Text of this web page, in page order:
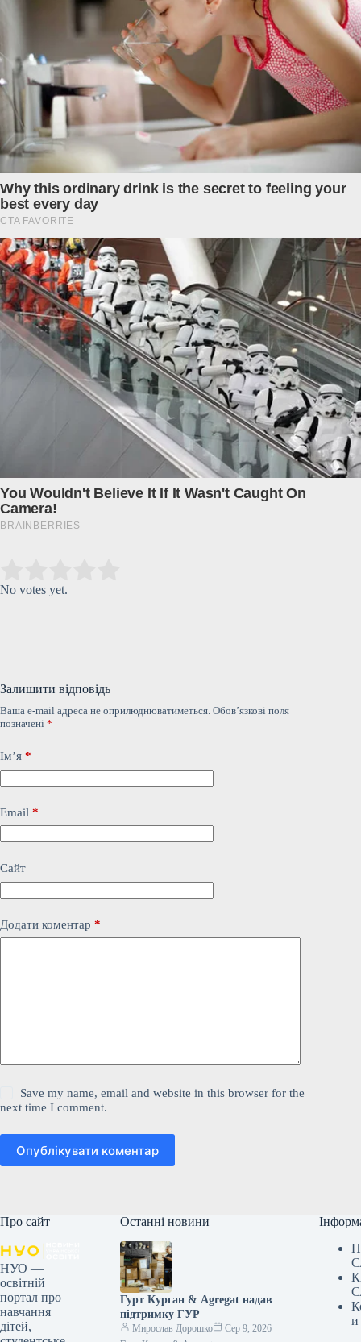
No votes yet.
Залишити відповідь
Ваша e-mail адреса не оприлюднюватиметься. Обов’язкові поля
позначені *
Ім’я *
Email *
Сайт
Додати коментар *
Save my name, email and website in this browser for the
next time I comment.
Опублікувати коментар
Про сайт
НУО —
освітній
портал про
навчання
дітей,
Останні новини
Гурт Курган & Agregat надав
підтримку ГУР
Мирослав Дорошко
Сер 9, 2026
и